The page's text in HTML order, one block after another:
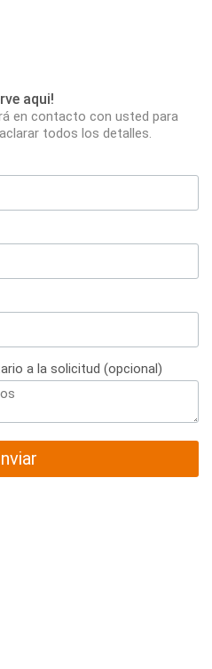
aqui!
en contacto con usted para
todos los detalles.
a la solicitud (opcional)